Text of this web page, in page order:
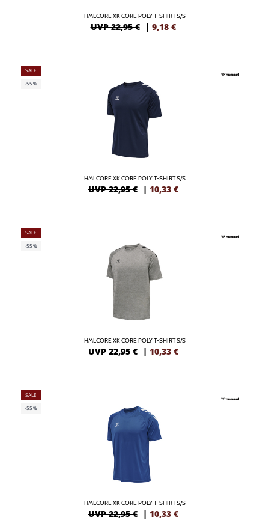
HMLCORE XK CORE POLY T-SHIRT S/S
UVP 22,95 € | 9,18 €
SALE
-55%
HMLCORE XK CORE POLY T-SHIRT S/S
UVP 22,95 € | 10,33 €
SALE
-55%
HMLCORE XK CORE POLY T-SHIRT S/S
UVP 22,95 € | 10,33 €
SALE
-55%
HMLCORE XK CORE POLY T-SHIRT S/S
UVP 22,95 € | 10,33 €